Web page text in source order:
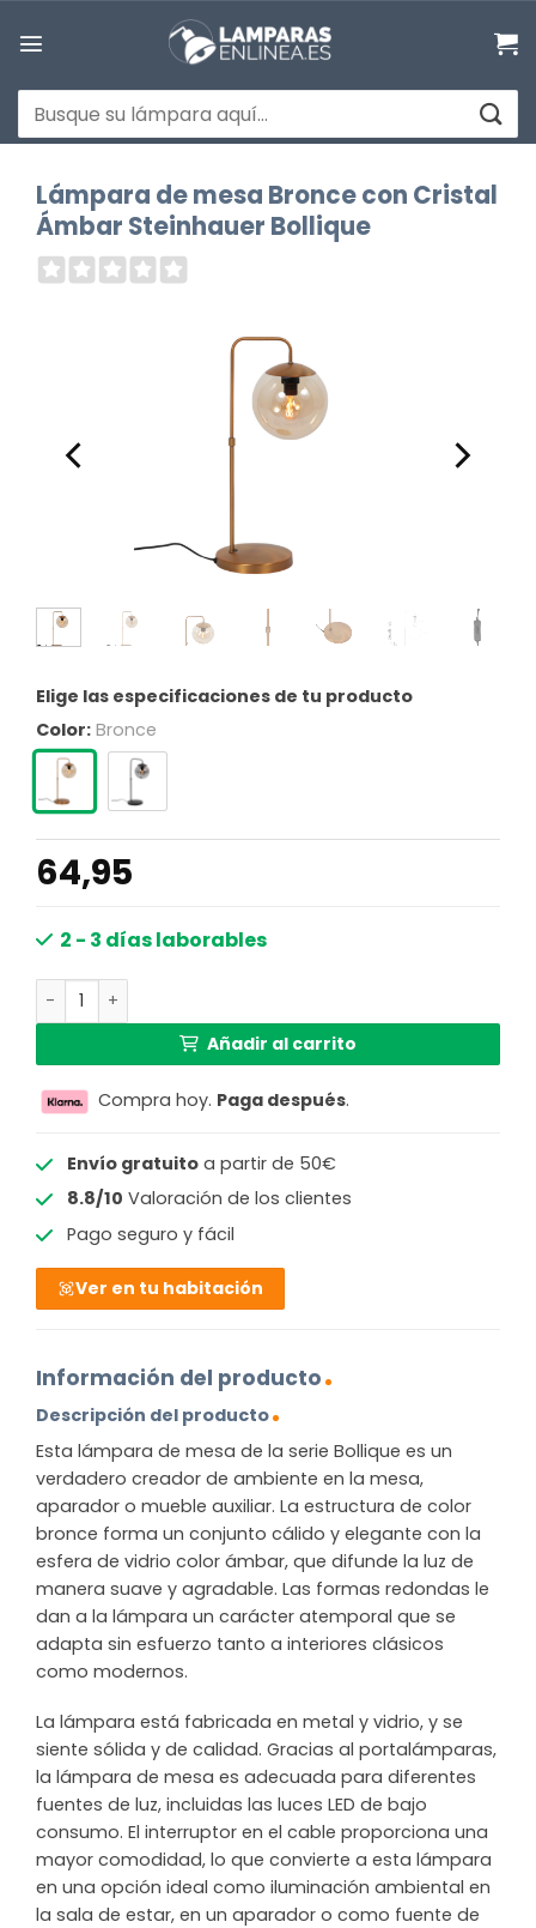
Buscar
por:
Lámpara de mesa Bronce con Cristal
Ámbar Steinhauer Bollique
Elige las especificaciones de tu producto
Color: Bronce
64,95
2 - 3 días laborables
Lámpara de mesa Bronce con Cristal Ámbar Steinhauer
Añadir al carrito
Compra hoy. Paga después.
Envío gratuitoa partir de 50€
8.8/10 Valoración de los clientes
Pago seguro y fácil
Ver en tu habitación
Información del producto
Descripción del producto
Esta lámpara de mesa de la serie Bollique es un
verdadero creador de ambiente en la mesa,
aparador o mueble auxiliar. La estructura de color
bronce forma un conjunto cálido y elegante con la
esfera de vidrio color ámbar, que difunde la luz de
manera suave y agradable. Las formas redondas le
dan a la lámpara un carácter atemporal que se
adapta sin esfuerzo tanto a interiores clásicos
como modernos.
La lámpara está fabricada en metal y vidrio, y se
siente sólida y de calidad. Gracias al portalámparas,
la lámpara de mesa es adecuada para diferentes
fuentes de luz, incluidas las luces LED de bajo
consumo. El interruptor en el cable proporciona una
mayor comodidad, lo que convierte a esta lámpara
en una opción ideal como iluminación ambiental en
la sala de estar, en un aparador o como fuente de